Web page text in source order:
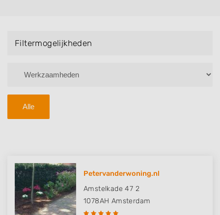
Filtermogelijkheden
Alle
Petervanderwoning.nl
Amstelkade 47 2
1078AH Amsterdam